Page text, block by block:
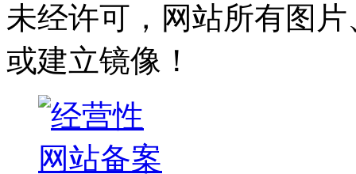
未经许可，网站所有图
或建立镜像！